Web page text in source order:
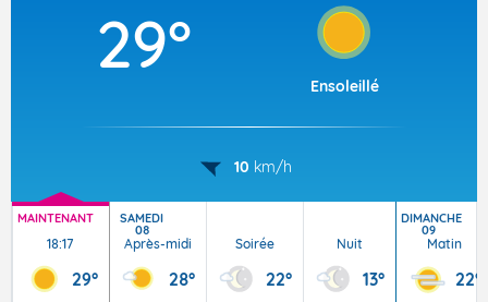
29°
Ensoleillé
10 km/h
MAINTENANT
18:17
29°
SAMEDI
08
Après-midi
28°
Soirée
22°
Nuit
13°
DIMANCHE
09
Matin
22°